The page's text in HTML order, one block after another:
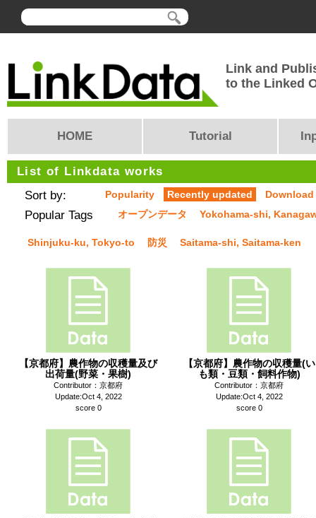
Link and
to the Linked
HOME Tutorial
List of Linkdata works
Sort by:
Popularity Recently updated
Popular Tags オープンデータ Yokohama-shi,
Shinjuku-ku, Tokyo-to 防災 Saitama-shi, Saitama-ken
【京都府】農作物の収穫量及び
出荷量(野菜・果樹)
Contributor：京都府
Update:Oct 4, 2022
score 0
【京都府】農作物の収穫量(い
も類・豆類・飼料作物)
Contributor：京都府
Update:Oct 4, 2022
score 0